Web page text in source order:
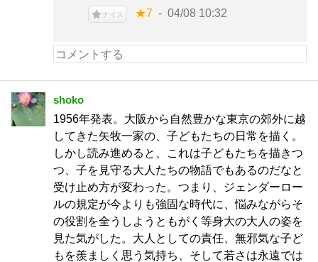
ナイス ★7 04/08 10:32
shoko
1956年発表。大阪から自然豊かな東京の郊外に越
してきた矢牧一家の、子どもたちの日常を描く。
しかし読み進めると、これは子どもたちを描きつ
つ、子を見守る大人たちの物語でもあるのだなと
受け止め方が変わった。つまり、ジェンダーロー
ルの規定が今よりも強固な時代に、悩みながらそ
の役割を全うしようともがく等身大の大人の姿を
見た気がした。大人としての責任、無邪気な子ど
もを羨ましく思う気持ち、そして若さは永遠では